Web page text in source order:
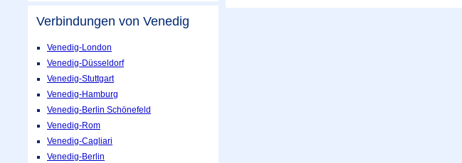
Verbindungen von Venedig
Venedig-London
Venedig-Düsseldorf
Venedig-Stuttgart
Venedig-Hamburg
Venedig-Berlin Schönefeld
Venedig-Rom
Venedig-Cagliari
Venedig-Berlin